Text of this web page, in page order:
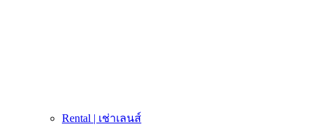
Rental | เช่าเลนส์